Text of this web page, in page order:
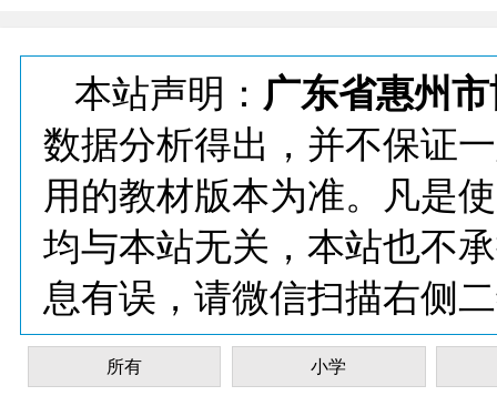
本站声明： 广东省惠州
数据分析得出，并不保证
用的教材版本为准。凡是
均与本站无关，本站也不
息有误，请微信扫描右侧
所有 小学